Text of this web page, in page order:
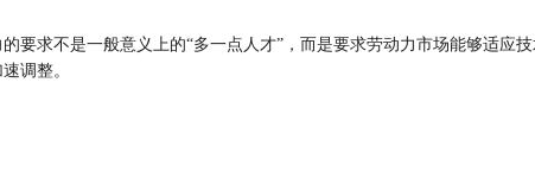
要求不是一般意义上的“多一点人才”，而是要求劳动力市场能够适应
调整。